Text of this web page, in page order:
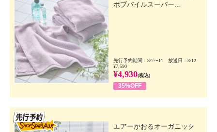
ボブパイルスーパー...
先行予約期間：8/7〜11 放送日：8/12
¥7,590
¥4,930(税込)
35%OFF
エアーかおるオーガニック